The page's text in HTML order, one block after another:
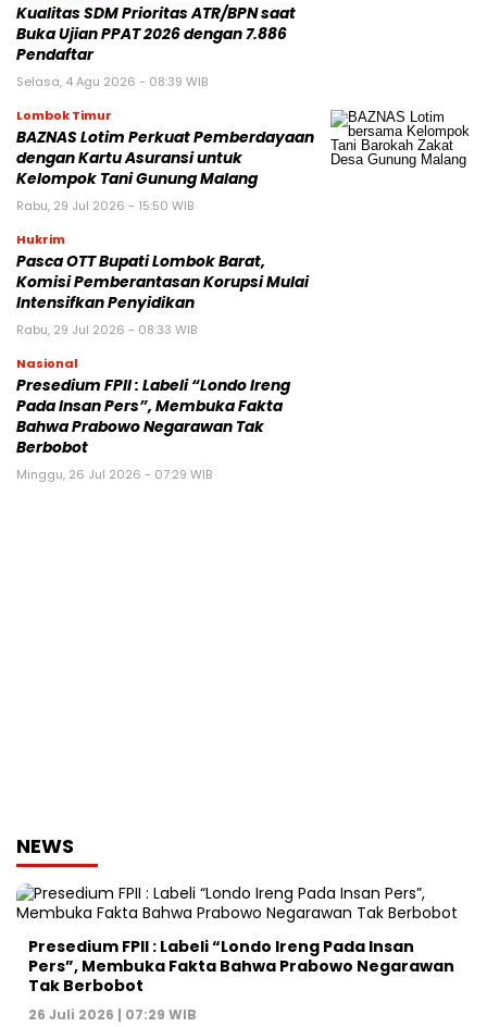
Kualitas SDM Prioritas ATR/BPN saat
Buka Ujian PPAT 2026 dengan 7.886
Pendaftar
Selasa, 4 Agu 2026 - 08:39 WIB
Lombok Timur
BAZNAS Lotim Perkuat Pemberdayaan
dengan Kartu Asuransi untuk
Kelompok Tani Gunung Malang
Rabu, 29 Jul 2026 - 15:50 WIB
Hukrim
Pasca OTT Bupati Lombok Barat,
Komisi Pemberantasan Korupsi Mulai
Intensifkan Penyidikan
Rabu, 29 Jul 2026 - 08:33 WIB
Nasional
Presedium FPII : Labeli “Londo Ireng
Pada Insan Pers”, Membuka Fakta
Bahwa Prabowo Negarawan Tak
Berbobot
Minggu, 26 Jul 2026 - 07:29 WIB
NEWS
Presedium FPII : Labeli “Londo Ireng Pada Insan
Pers”, Membuka Fakta Bahwa Prabowo Negarawan
Tak Berbobot
26 Juli 2026 | 07:29 WIB